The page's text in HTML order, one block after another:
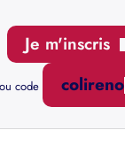
Je m'inscris
ou code colireno